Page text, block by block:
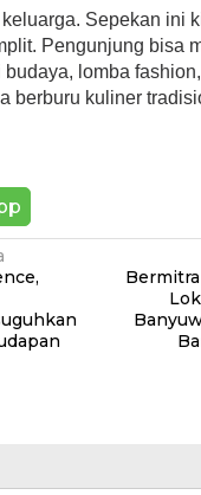
keluarga. Sepekan ini
Pengunjung bisa
lomba
berburu kuliner